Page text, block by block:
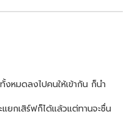
งหมดลงไปคนให้เข้ากัน ก็นำ
ยกเสิร์ฟก็ได้แล้วแต่ทานจะชื่น